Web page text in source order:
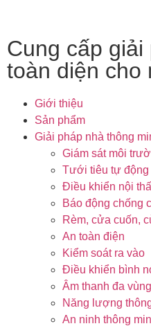
Cung cấp giải
toàn diện cho
Giới thiệu
Sản phẩm
Giải pháp nhà thông
Giám sát môi
Tưới tiêu tự động
Điều khiển nội
Báo động chống
Rèm, cửa cuốn,
An toàn điện
Kiểm soát ra vào
Điều khiển bình
Âm thanh đa vùng
Năng lượng
An ninh thông